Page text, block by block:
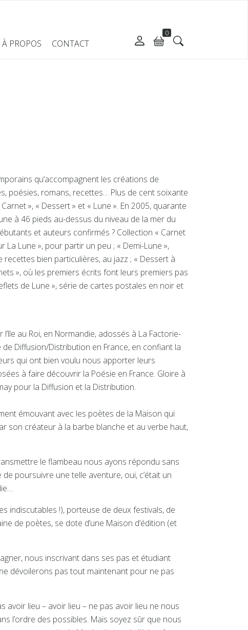
À PROPOS CONTACT
0
qu’accompagnent les créations de
poésies, romans, recettes… Plus de cent soixante
», « Dessert » et « Lune ». En 2005, quarante
à 46 pieds au-dessus du niveau de la mer du
et auteurs confirmés ? Collection « Carnet
Lune », pour partir un peu ; « Demi-Lune »,
bien particulières, au jazz ; « Dessert à
», où les premiers écrits font leurs premiers pas
de Lune », série de cartes postales en noir et
au Roi, en Normandie, adossés à La Factorie-
Diffusion/Distribution en France, en confiant la
qui ont bien voulu nous apporter leurs
à faire découvrir la Poésie en France. Gloire à
pour la Diffusion et la Distribution.
émouvant avec les poètes de la Maison qui
son créateur à la barbe blanche et au verbe haut,
le flambeau nous ayons répondu sans
poursuivre une telle aventure, oui, c’était un
indiscutables !), porteuse de deux festivals, de
de poètes, se dote d’une Maison d’édition (et
nous inscrivant dans ses pas et étudiant
dévoilerons pas tout maintenant pour ne pas
avoir lieu – avoir lieu – ne pas avoir lieu ne nous
l’ordre des possibles. Mais soyez sûr que nous